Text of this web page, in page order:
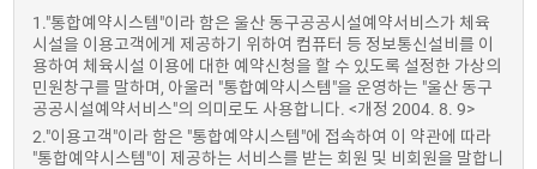
1."통합예약시스템"이라 함은 울산 동구공공시설예약서비스가 체육
시설을 이용고객에게 제공하기 위하여 컴퓨터 등 정보통신설비를 이
용하여 체육시설 이용에 대한 예약신청을 할 수 있도록 설정한 가상의
민원창구를 말하며, 아울러 "통합예약시스템"을 운영하는 "울산 동구
공공시설예약서비스"의 의미로도 사용합니다. <개정 2004. 8. 9>
2."이용고객"이라 함은 "통합예약시스템"에 접속하여 이 약관에 따라
"통합예약시스템"이 제공하는 서비스를 받는 회원 및 비회원을 말합니